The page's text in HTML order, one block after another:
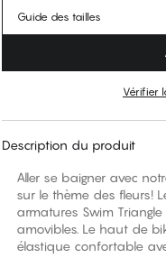
Guide des tailles
Vérifier
Description du produit
Aller se baigner avec
sur le thème des fleurs!
armatures Swim
amovibles. Le haut de
élastique confortable